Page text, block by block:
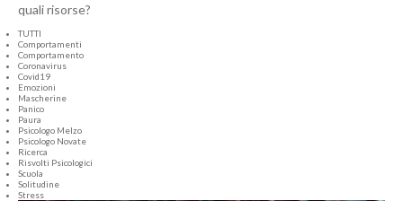
quali risorse?
TUTTI
Comportamenti
Comportamento
Coronavirus
Covid19
Emozioni
Mascherine
Panico
Paura
Psicologo Melzo
Psicologo Novate
Ricerca
Risvolti Psicologici
Scuola
Solitudine
Stress